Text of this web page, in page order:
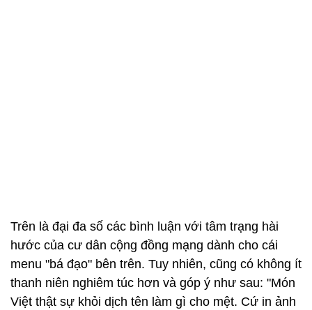
Trên là đại đa số các bình luận với tâm trạng hài
hước của cư dân cộng đồng mạng dành cho cái
menu "bá đạo" bên trên. Tuy nhiên, cũng có không ít
thanh niên nghiêm túc hơn và góp ý như sau: "Món
Việt thật sự khỏi dịch tên làm gì cho mệt. Cứ in ảnh